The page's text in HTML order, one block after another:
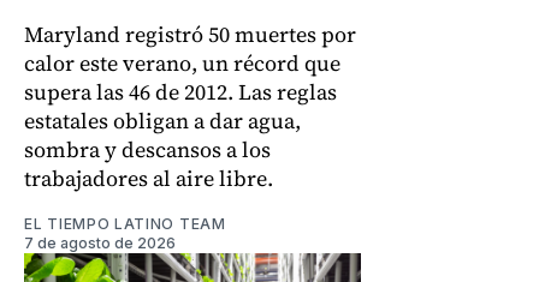
Maryland registró 50 muertes por
calor este verano, un récord que
supera las 46 de 2012. Las reglas
estatales obligan a dar agua,
sombra y descansos a los
trabajadores al aire libre.
EL TIEMPO LATINO TEAM
7 de agosto de 2026